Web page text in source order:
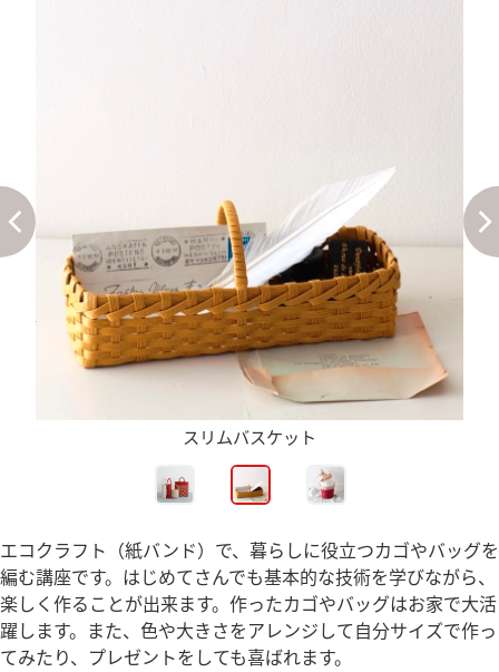
スリムバスケット
エコクラフト（紙バンド）で、暮らしに役立つカゴやバッグを
編む講座です。はじめてさんでも基本的な技術を学びながら、
楽しく作ることが出来ます。作ったカゴやバッグはお家で大活
躍します。また、色や大きさをアレンジして自分サイズで作っ
てみたり、プレゼントをしても喜ばれます。